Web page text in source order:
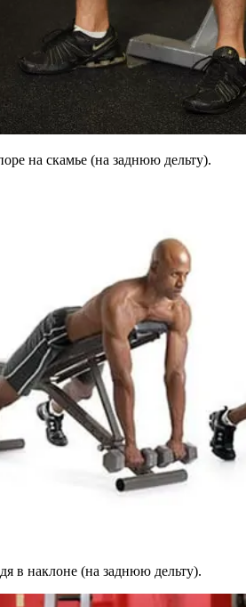
на скамье (на заднюю дельту).
в наклоне (на заднюю дельту).